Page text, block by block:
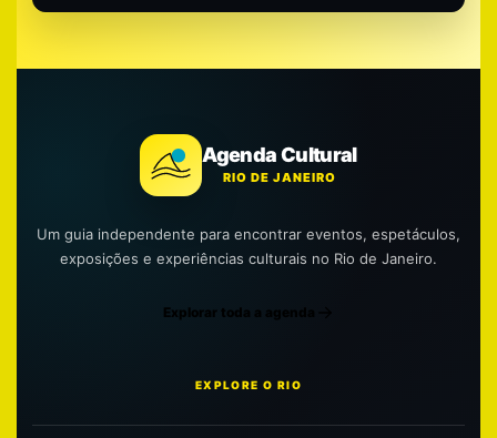
Agenda Cultural
RIO DE JANEIRO
Um guia independente para encontrar eventos, espetáculos,
exposições e experiências culturais no Rio de Janeiro.
Explorar toda a agenda
EXPLORE O RIO